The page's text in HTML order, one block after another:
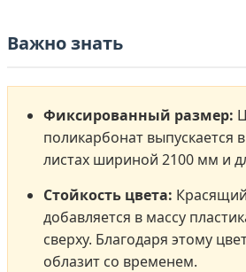
Важно знать
Фиксированный размер:
поликарбонат выпускается
листах шириной 2100 мм и
Стойкость цвета:
добавляется в массу
сверху. Благодаря этому
облазит со временем.